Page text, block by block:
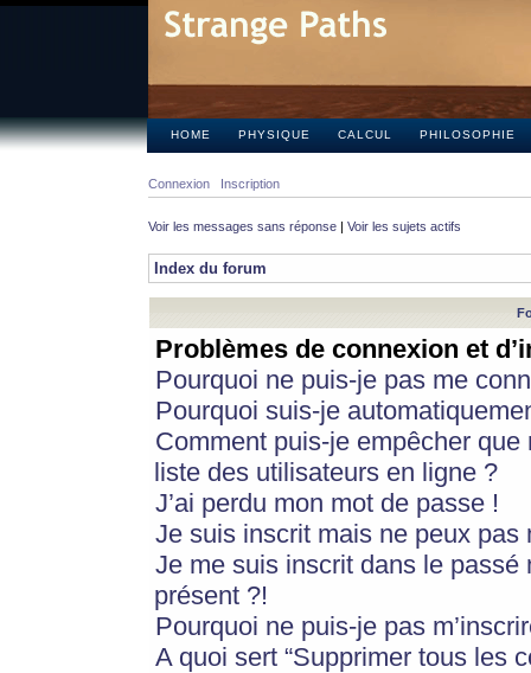
HOME PHYSIQUE CALCUL PHILOSOPHIE
Connexion Inscription
Voir les messages sans réponse | Voir les sujets actifs
Index du forum
Problèmes de connexion et
Pourquoi ne puis-je pas me
Pourquoi suis-je
Comment puis-je empêcher
liste des utilisateurs en ligne ?
J’ai perdu mon mot de passe !
Je suis inscrit mais ne peux pas
Je me suis inscrit dans le
présent ?!
Pourquoi ne puis-je pas
A quoi sert “Supprimer tous les